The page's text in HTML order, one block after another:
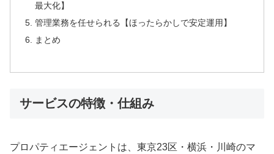
最大化】
管理業務を任せられる【ほったらかしで安定運用】
まとめ
サービスの特徴・仕組み
プロパティエージェントは、東京23区・横浜・川崎のマ